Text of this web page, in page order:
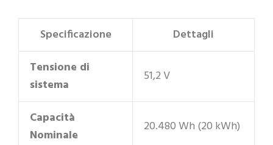
Specificazione
Dettagli
Tensione di
sistema
51,2 V
Capacità
Nominale
20.480 Wh (20 kWh)